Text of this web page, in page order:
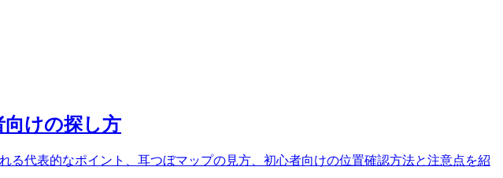
向けの探し方
代表的なポイント、耳つぼマップの見方、初心者向けの位置確認方法と注意点を紹